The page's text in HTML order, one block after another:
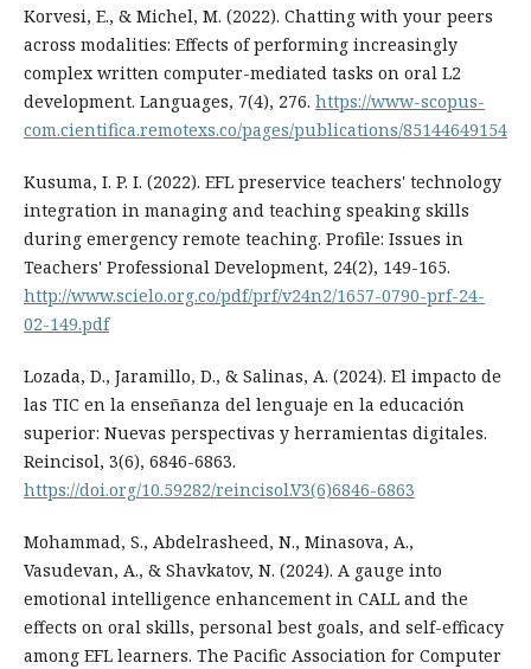
Korvesi, E., & Michel, M. (2022). Chatting with your peers
across modalities: Effects of performing increasingly
complex written computer-mediated tasks on oral L2
development. Languages, 7(4), 276. https://www-scopus-
com.cientifica.remotexs.co/pages/publications/85144649154
Kusuma, I. P. I. (2022). EFL preservice teachers' technology
integration in managing and teaching speaking skills
during emergency remote teaching. Profile: Issues in
Teachers' Professional Development, 24(2), 149-165.
http://www.scielo.org.co/pdf/prf/v24n2/1657-0790-prf-24-
02-149.pdf
Lozada, D., Jaramillo, D., & Salinas, A. (2024). El impacto de
las TIC en la enseñanza del lenguaje en la educación
superior: Nuevas perspectivas y herramientas digitales.
Reincisol, 3(6), 6846-6863.
https://doi.org/10.59282/reincisol.V3(6)6846-6863
Mohammad, S., Abdelrasheed, N., Minasova, A.,
Vasudevan, A., & Shavkatov, N. (2024). A gauge into
emotional intelligence enhancement in CALL and the
effects on oral skills, personal best goals, and self-efficacy
among EFL learners. The Pacific Association for Computer